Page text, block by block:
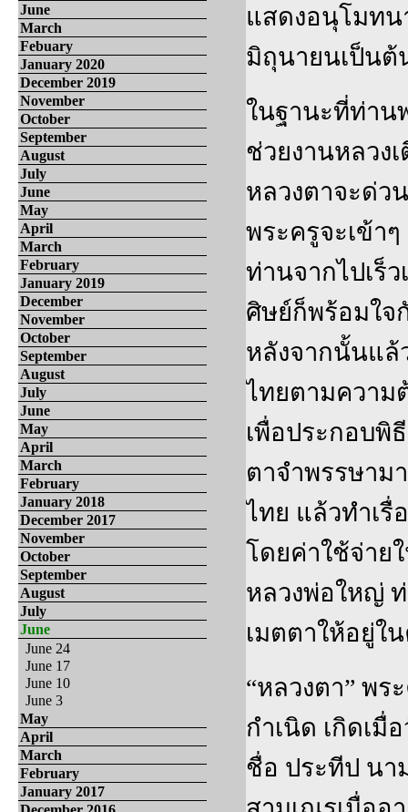
June
March
Febuary
January 2020
December 2019
November
October
September
August
July
June
May
April
March
February
January 2019
December
November
October
September
August
July
June
May
April
March
February
January 2018
December 2017
November
October
September
August
July
June
June 24
June 17
June 10
June 3
May
April
March
February
January 2017
แสดงอนุโมทน
มิถุนายนเป็นต้
ในฐานะที่ท่าน
ช่วยงานหลวง
หลวงตาจะด่ว
พระครูจะเข้า
ท่านจากไปเร็
ศิษย์ก็พร้อมใจ
หลังจากนั้นแล้
ไทยตามความ
เพื่อประกอบพิ
ตาจำพรรษาม
ไทย แล้วทำเ
โดยค่าใช้จ่าย
หลวงพ่อใหญ่ ท่
เมตตาให้อยู่ใ
“หลวงตา” พร
กำเนิด เกิดเมื่
ชื่อ ประทีป นา